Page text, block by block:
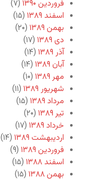
فروردین ۱۳۹۰
(۷)
اسفند ۱۳۸۹
(۱۵)
بهمن ۱۳۸۹
(۲۰)
دی ۱۳۸۹
(۱۷)
آذر ۱۳۸۹
(۱۴)
آبان ۱۳۸۹
(۱۴)
مهر ۱۳۸۹
(۱۰)
شهریور ۱۳۸۹
(۱۱)
مرداد ۱۳۸۹
(۱۵)
تیر ۱۳۸۹
(۲۰)
خرداد ۱۳۸۹
(۱۷)
اردیبهشت ۱۳۸۹
(۱۴)
فروردین ۱۳۸۹
(۹)
اسفند ۱۳۸۸
(۱۵)
بهمن ۱۳۸۸
(۱۵)